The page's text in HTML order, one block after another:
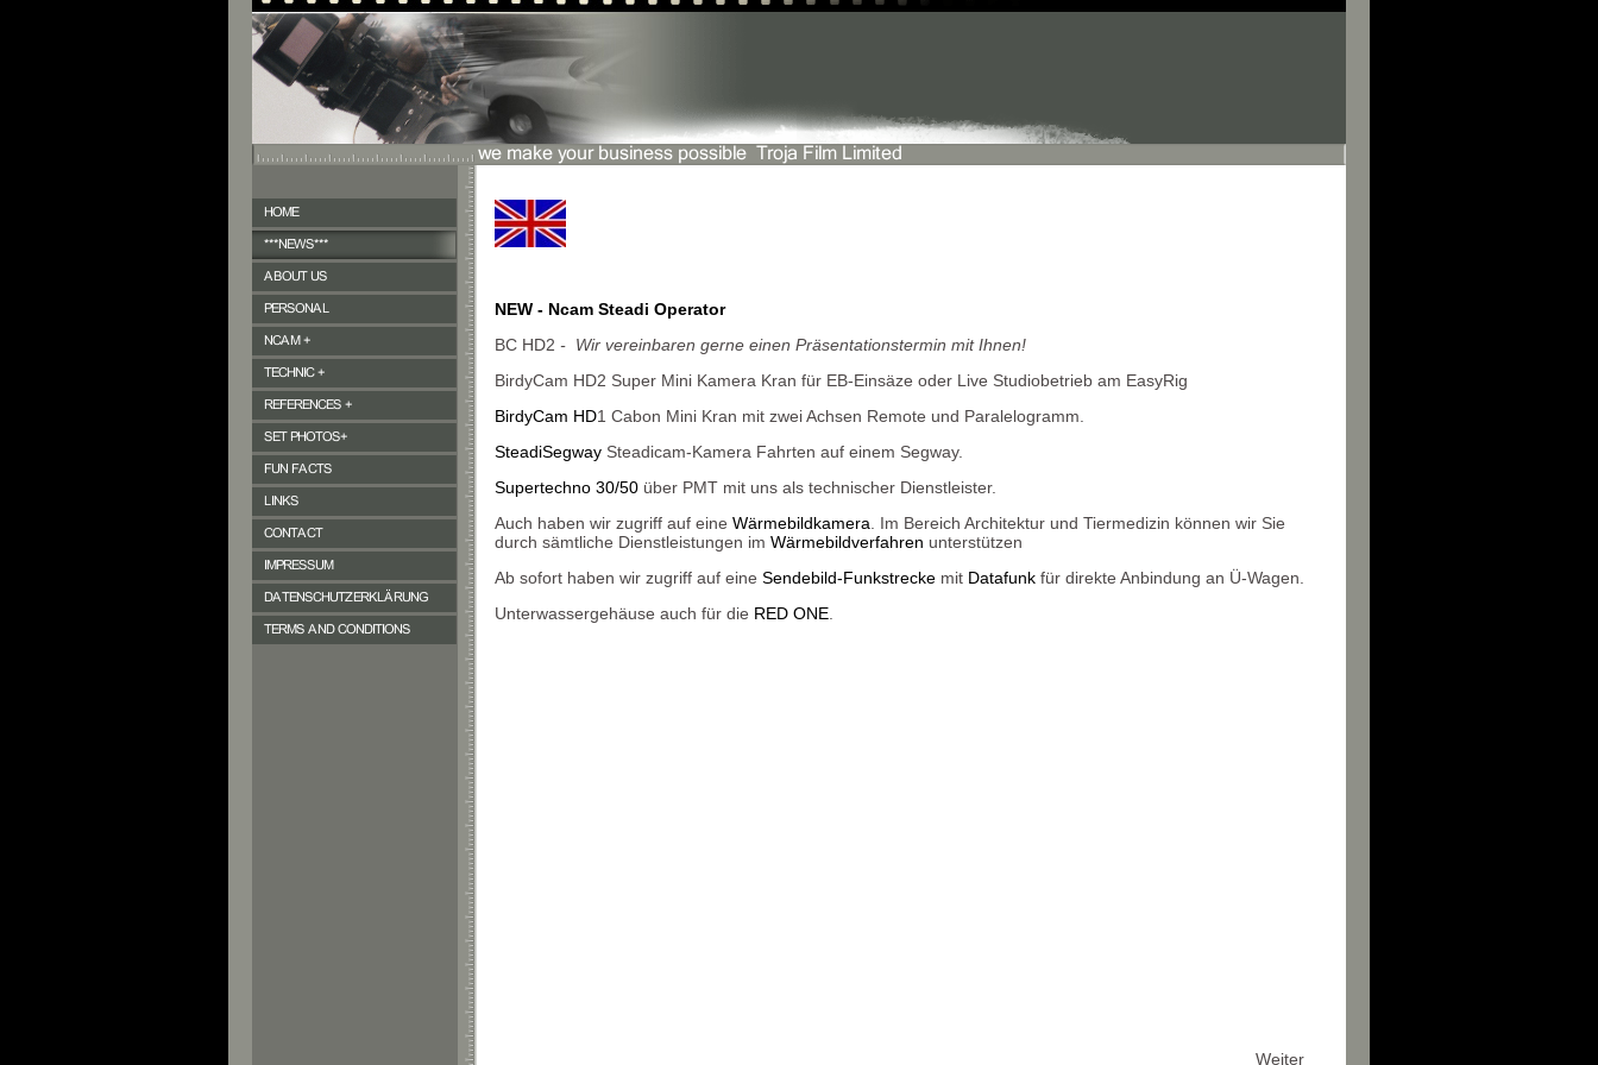
NEW - Ncam Steadi Operator
BC HD2 - Wir vereinbaren gerne einen Präsentationstermin mit Ihnen!
BirdyCam HD2 Super Mini Kamera Kran für EB-Einsäze oder Live Studiobetrieb am EasyRig
BirdyCam HD1 Cabon Mini Kran mit zwei Achsen Remote und Paralelogramm.
SteadiSegway Steadicam-Kamera Fahrten auf einem Segway.
Supertechno 30/50 über PMT mit uns als technischer Dienstleister.
Auch haben wir zugriff auf eine Wärmebildkamera . Im Bereich Architektur und Tiermedizin können wir Sie
durch sämtliche Dienstleistungen im Wärmebildverfahren unterstützen
Ab sofort haben wir zugriff auf eine Sendebild-Funkstrecke mit Datafunk für direkte Anbindung an Ü-Wagen.
Unterwassergehäuse auch für die RED ONE
Weiter